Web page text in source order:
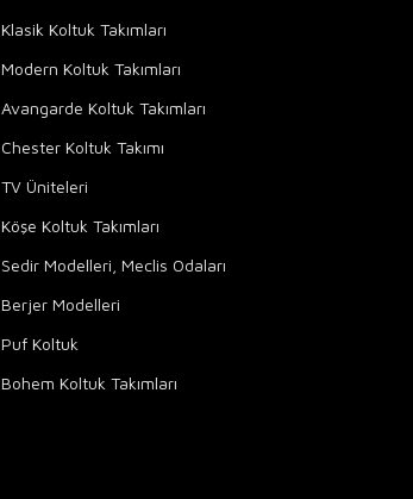
Klasik Koltuk Takımları
Modern Koltuk Takımları
Avangarde Koltuk Takımları
Chester Koltuk Takımı
TV Üniteleri
Köşe Koltuk Takımları
Sedir Modelleri, Meclis Odaları
Berjer Modelleri
Puf Koltuk
Bohem Koltuk Takımları